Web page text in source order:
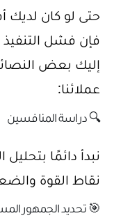
حتى لو كان لديك
فإن فشل التنفيذ
إليك بعض
عملائنا:
🔍 دراسة المنافسين
نبدأ دائمًا
نقاط القوة
🎯 تحديد الجمهور